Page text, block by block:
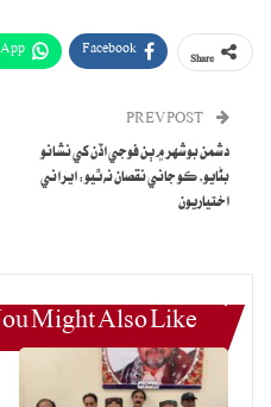
Facebook
دشمن بوشهر ۾ ٻن فوجي اڏن کي نشانو
بڻايو، ڪو جاني نقصان نه ٿيو: ايراني
اختياريون
Might Also Like